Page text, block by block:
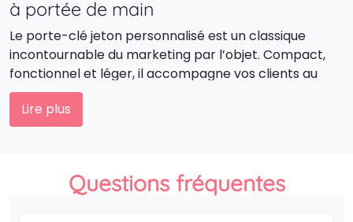
à portée de main
Le porte-clé jeton personnalisé est un classique
incontournable du marketing par l’objet. Compact,
fonctionnel et léger, il accompagne vos clients au
quotidien, garantissant une présence constante de
votre logo dans leur vie de tous les jours.
En apposant votre logo sur un porte-clé jeton
Lire plus
Questions fréquentes